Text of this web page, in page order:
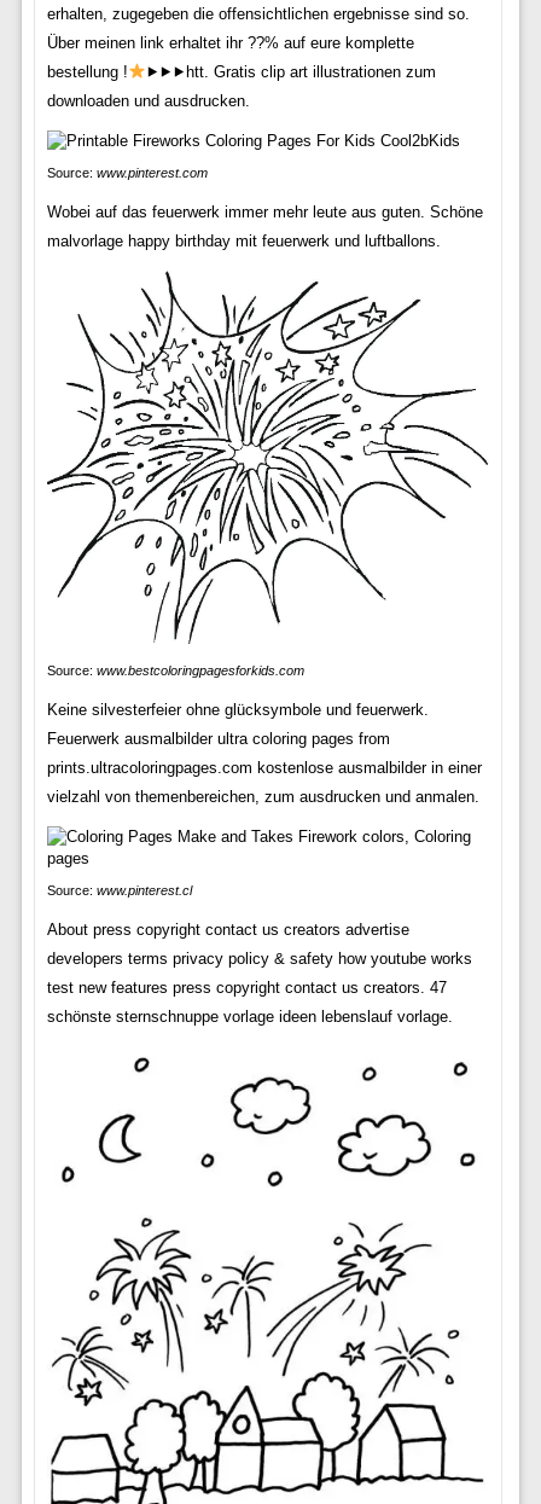
erhalten, zugegeben die offensichtlichen ergebnisse sind so.
Über meinen link erhaltet ihr ??% auf eure komplette
bestellung !
⯈⯈⯈htt. Gratis clip art illustrationen zum
downloaden und ausdrucken.
Source: www.pinterest.com
Wobei auf das feuerwerk immer mehr leute aus guten. Schöne
malvorlage happy birthday mit feuerwerk und luftballons.
Source: www.bestcoloringpagesforkids.com
Keine silvesterfeier ohne glücksymbole und feuerwerk.
Feuerwerk ausmalbilder ultra coloring pages from
prints.ultracoloringpages.com kostenlose ausmalbilder in einer
vielzahl von themenbereichen, zum ausdrucken und anmalen.
Source: www.pinterest.cl
About press copyright contact us creators advertise
developers terms privacy policy & safety how youtube works
test new features press copyright contact us creators. 47
schönste sternschnuppe vorlage ideen lebenslauf vorlage.